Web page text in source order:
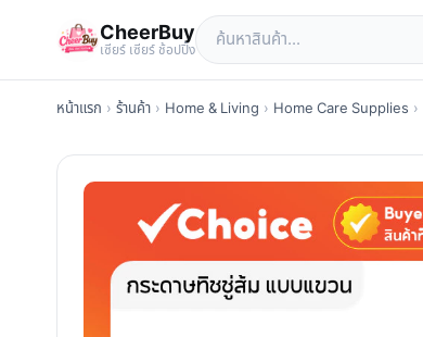
CheerBuy
เซียร์ เซียร์ ช้อปปิ้ง
หน้าแรก › ร้านค้า › Home & Living › Home Care Supplies ›